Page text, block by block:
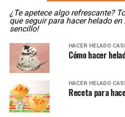
¿Te apetece algo refrescante?
que seguir para hacer helado en
sencillo!
HACER HELADO
Cómo hacer
HACER HELADO
Receta para